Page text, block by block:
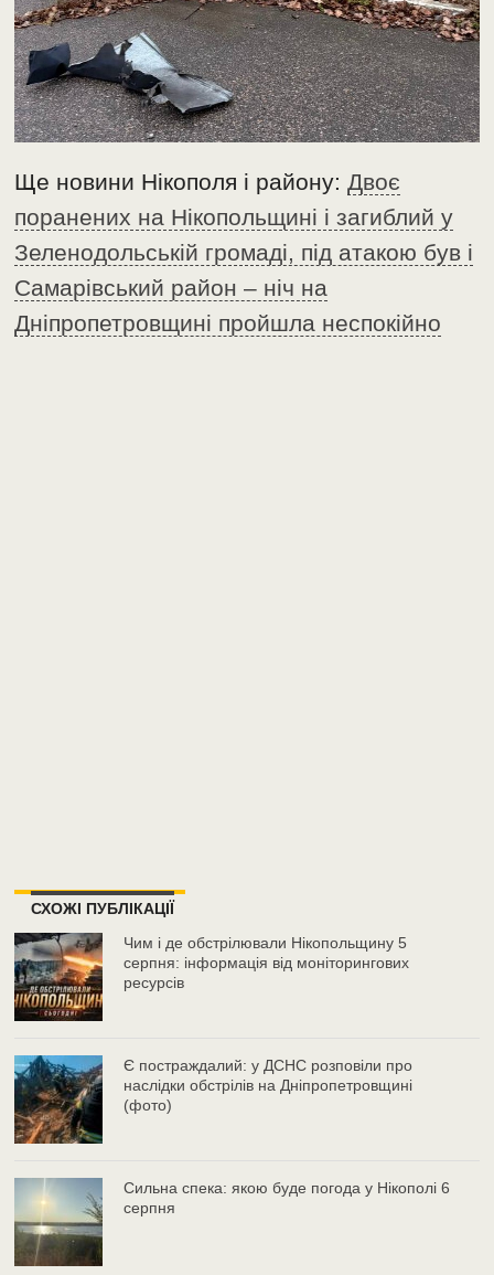
Ще новини Нікополя і району: Двоє
поранених на Нікопольщині і загиблий у
Зеленодольській громаді, під атакою був і
Самарівський район – ніч на
Дніпропетровщині пройшла неспокійно
СХОЖІ ПУБЛІКАЦІЇ
Чим і де обстрілювали Нікопольщину 5
серпня: інформація від моніторингових
ресурсів
Є постраждалий: у ДСНС розповіли про
наслідки обстрілів на Дніпропетровщині
(фото)
Сильна спека: якою буде погода у Нікополі 6
серпня